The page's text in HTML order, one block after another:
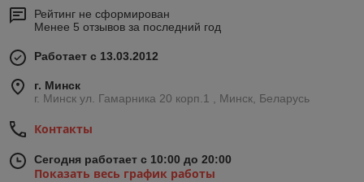
Рейтинг не сформирован
Менее 5 отзывов за последний год
Работает с 13.03.2012
г. Минск
г. Минск ул. Гамарника 20 корп.1 , Минск, Беларусь
Контакты
Сегодня работает с 10:00 до 20:00
Показать весь график работы